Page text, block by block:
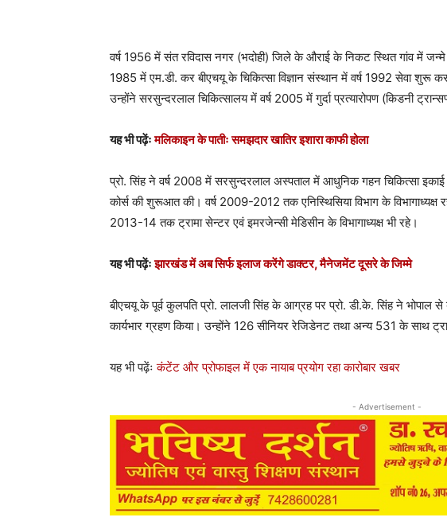
वर्ष 1956 में संत रविदास नगर (भदोही) जिले के औराई के निकट स्थित गांव में जन्मे
1985 में एम.डी. कर बीएचयू के चिकित्सा विज्ञान संस्थान में वर्ष 1992 सेवा शुरू
उन्होंने सरसुन्दरलाल चिकित्सालय में वर्ष 2005 में गुर्दा प्रत्यारोपण (किडनी
यह भी पढ़ेंःमलिकाइन के पातीः समझदार खातिर इशारा काफी होला
प्रो. सिंह ने वर्ष 2008 में सरसुन्दरलाल अस्पताल में आधुनिक गहन चिकित्सा
कोर्स की शुरूआत की। वर्ष 2009-2012 तक एनिस्थिसिया विभाग के विभागाध्यक्ष
2013-14 तक ट्रामा सेन्टर एवं इमरजेन्सी मेडिसीन के विभागाध्यक्ष भी रहे।
यह भी पढ़ेंःझारखंड में अब सिर्फ इलाज करेंगे डाक्टर, मैनेजमेंट दूसरे के जिम्मे
बीएचयू के पूर्व कुलपति प्रो. लालजी सिंह के आग्रह पर प्रो. डी.के. सिंह ने भोपाल से
कार्यभार ग्रहण किया। उन्होंने 126 सीनियर रेजिडेनट तथा अन्य 531 के साथ
यह भी पढ़ेंःकंटेंट और प्रोफाइल में एक नायाब प्रयोग रहा कारोबार खबर
- Advertisement -